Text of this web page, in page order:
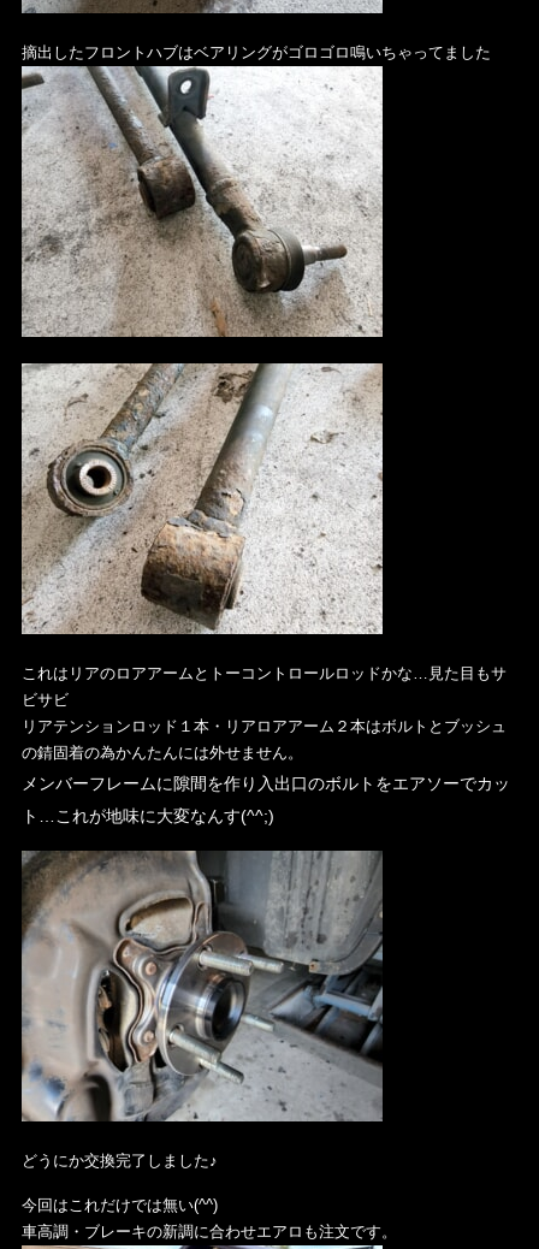
摘出したフロントハブはベアリングがゴロゴロ鳴いちゃってました
これはリアのロアアームとトーコントロールロッドかな…見た目もサ
ビサビ
リアテンションロッド１本・リアロアアーム２本はボルトとブッシュ
の錆固着の為かんたんには外せません。
メンバーフレームに隙間を作り入出口のボルトをエアソーでカッ
ト…これが地味に大変なんす(^^;)
どうにか交換完了しました♪
今回はこれだけでは無い(^^)
車高調・ブレーキの新調に合わせエアロも注文です。